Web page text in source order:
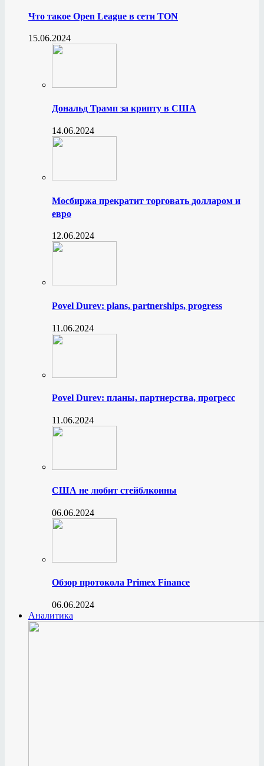
Что такое Open League в сети TON
15.06.2024
Дональд Трамп за крипту в США
14.06.2024
Мосбиржа прекратит торговать долларом и
евро
12.06.2024
Povel Durev: plans, partnerships, progress
11.06.2024
Povel Durev: планы, партнерства, прогресс
11.06.2024
США не любит стейблкоины
06.06.2024
Обзор протокола Primex Finance
06.06.2024
Аналитика